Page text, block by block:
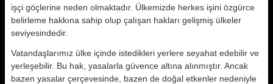
işçi göçlerine neden olmaktadır. Ülkemizde herkes işini özgürce
belirleme hakkına sahip olup çalışan hakları gelişmiş ülkeler
seviyesindedir.
Vatandaşlarımız ülke içinde istedikleri yerlere seyahat edebilir ve
yerleşebilir. Bu hak, yasalarla güvence altına alınmıştır. Ancak
bazen yasalar çerçevesinde, bazen de doğal etkenler nedeniyle